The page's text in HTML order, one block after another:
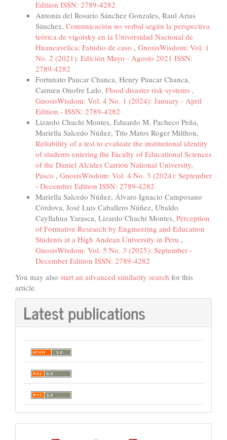
Edition ISSN: 2789-4282
Antonia del Rosario Sánchez Gonzales, Raul Arias
Sánchez, Comunicación no verbal según la perspectiva
teórica de vigotsky en la Universidad Nacional de
Huancavelica: Estudio de caso , GnosisWisdom: Vol. 1
No. 2 (2021): Edición Mayo - Agosto 2021 ISSN:
2789-4282
Fortunato Paucar Chanca, Henry Paucar Chanca,
Carmen Onofre Lulo, Flood disaster risk systems ,
GnosisWisdom: Vol. 4 No. 1 (2024): January - April
Edition - ISSN: 2789-4282
Lizardo Chachi Montes, Eduardo M. Pacheco Peña,
Mariella Salcedo Núñez, Tito Matos Roger Milthon,
Reliability of a test to evaluate the institutional identity
of students entering the Faculty of Educational Sciences
of the Daniel Alcides Carrión National University,
Pasco , GnosisWisdom: Vol. 4 No. 3 (2024): September
- December Edition ISSN: 2789-4282
Mariella Salcedo Núñez, Álvaro Ignacio Camposano
Córdova, José Luis Caballero Núñez, Ubaldo
Cayllahua Yarasca, Lizardo Chachi Montes, Perception
of Formative Research by Engineering and Education
Students at a High Andean University in Peru ,
GnosisWisdom: Vol. 5 No. 3 (2025): September -
December Edition ISSN: 2789-4282
You may also start an advanced similarity search for this
article.
Latest publications